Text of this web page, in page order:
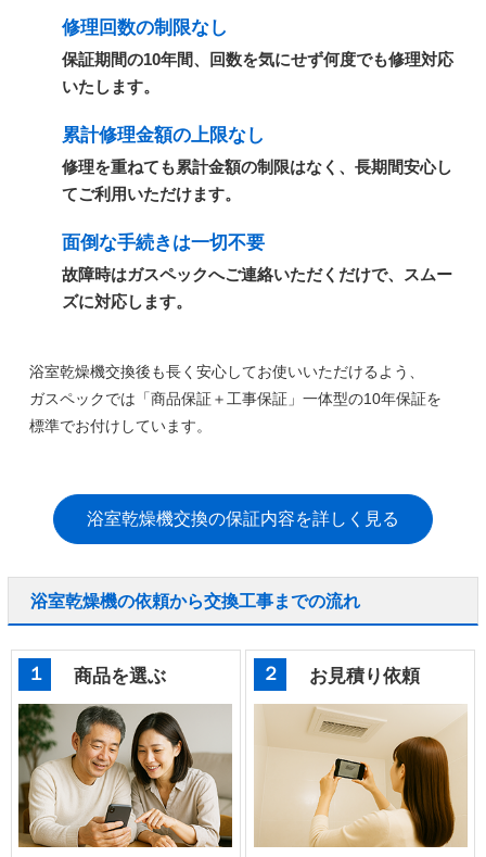
修理回数の制限なし
保証期間の10年間、回数を気にせず何度でも修理対応
いたします。
累計修理金額の上限なし
修理を重ねても累計金額の制限はなく、長期間安心し
てご利用いただけます。
面倒な手続きは一切不要
故障時はガスペックへご連絡いただくだけで、スムー
ズに対応します。
浴室乾燥機交換後も長く安心してお使いいただけるよう、
ガスペックでは 「商品保証＋工事保証」一体型の10年保証を
標準でお付けしています。
浴室乾燥機交換の保証内容を詳しく見る
浴室乾燥機の依頼から交換工事までの流れ
１ 商品を選ぶ ２ お見積り依頼